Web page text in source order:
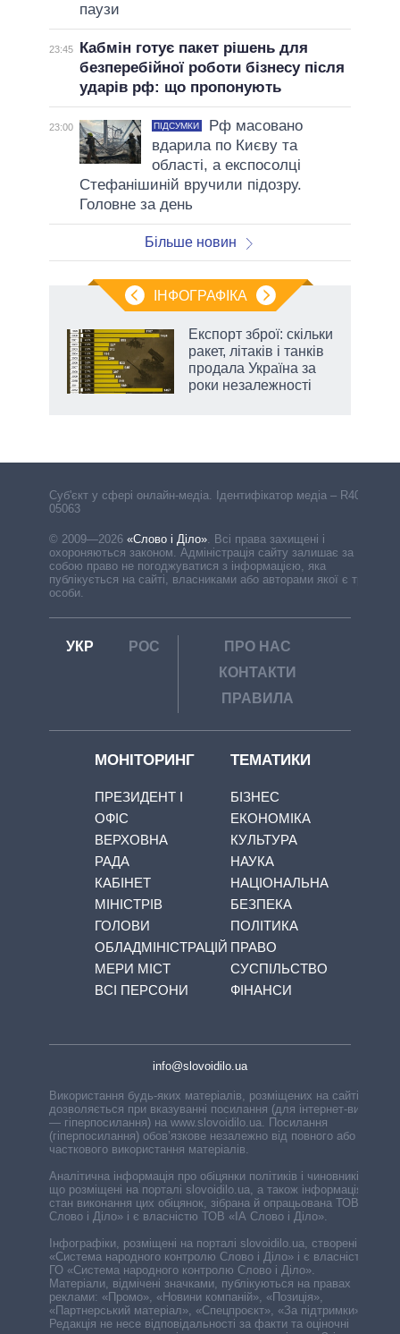
паузи
23:45
Кабмін готує пакет рішень для
безперебійної роботи бізнесу після
ударів рф: що пропонують
23:00 ПІДСУМКИ
Рф масовано
вдарила по Києву та
області, а експосолці
Стефанішиній вручили підозру.
Головне за день
Більше новин
ІНФОГРАФІКА
Експорт зброї: скільки
ракет, літаків і танків
продала Україна за
роки незалежності
Cуб'єкт у сфері онлайн-медіа. Ідентифікатор медіа – R40-
05063
© 2009—2026 «Слово і Діло». Всі права захищені і
охороняються законом. Адміністрація сайту залишає за
собою право не погоджуватися з інформацією, яка
публікується на сайті, власниками або авторами якої є треті
особи.
УКР РОС
ПРО НАС
КОНТАКТИ
ПРАВИЛА
МОНІТОРИНГ
ПРЕЗИДЕНТ І
ОФІС
ВЕРХОВНА
РАДА
КАБІНЕТ
МІНІСТРІВ
ГОЛОВИ
ОБЛАДМІНІСТРАЦІЙ
МЕРИ МІСТ
ВСІ ПЕРСОНИ
ТЕМАТИКИ
БІЗНЕС
ЕКОНОМІКА
КУЛЬТУРА
НАУКА
НАЦІОНАЛЬНА
БЕЗПЕКА
ПОЛІТИКА
ПРАВО
СУСПІЛЬСТВО
ФІНАНСИ
info@slovoidilo.ua
Використання будь-яких матеріалів, розміщених на сайті,
дозволяється при вказуванні посилання (для інтернет-видань
— гіперпосилання) на www.slovoidilo.ua. Посилання
(гіперпосилання) обов’язкове незалежно від повного або
часткового використання матеріалів.
Аналітична інформація про обіцянки політиків і чиновників,
що розміщені на порталі slovoidilo.ua, а також інформація про
стан виконання цих обіцянок, зібрана й опрацьована ТОВ «ІА
Слово і Діло» і є власністю ТОВ «ІА Слово і Діло».
Інфографіки, розміщені на порталі slovoidilo.ua, створені ГО
«Система народного контролю Слово і Діло» і є власністю
ГО «Система народного контролю Слово і Діло».
Матеріали, відмічені значками, публікуються на правах
реклами: «Промо», «Новини компаній», «Позиція»,
«Партнерський матеріал», «Спецпроєкт», «За підтримки».
Редакція не несе відповідальності за факти та оціночні